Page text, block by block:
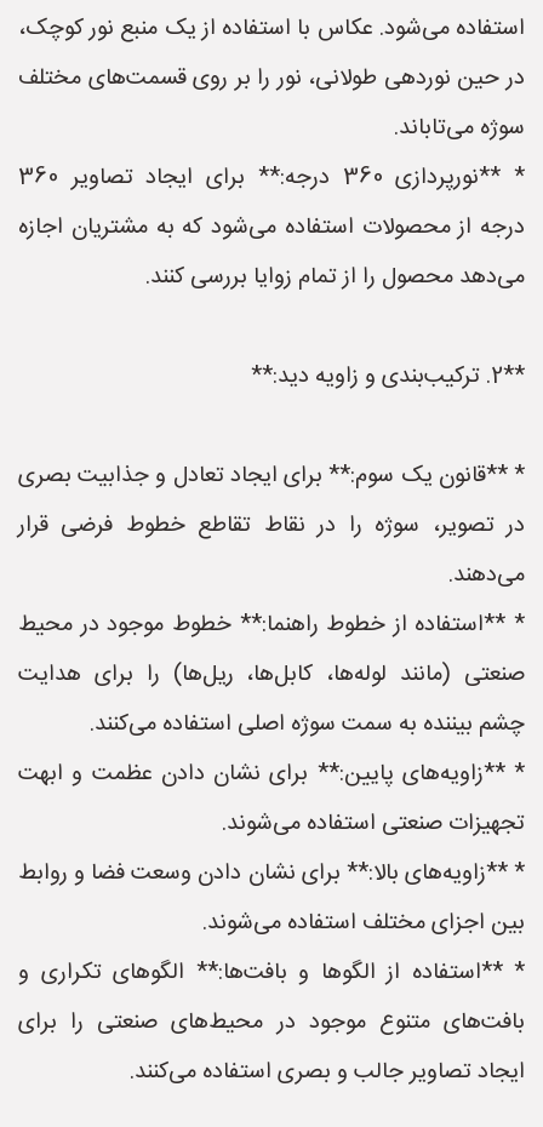
استفاده می‌شود. عکاس با استفاده از یک منبع نور کوچک،
در حین نوردهی طولانی، نور را بر روی قسمت‌های مختلف
سوژه می‌تاباند.
* **نورپردازی 360 درجه:** برای ایجاد تصاویر 360
درجه از محصولات استفاده می‌شود که به مشتریان اجازه
می‌دهد محصول را از تمام زوایا بررسی کنند.
**2. ترکیب‌بندی و زاویه دید:**
* **قانون یک سوم:** برای ایجاد تعادل و جذابیت بصری
در تصویر، سوژه را در نقاط تقاطع خطوط فرضی قرار
می‌دهند.
* **استفاده از خطوط راهنما:** خطوط موجود در محیط
صنعتی (مانند لوله‌ها، کابل‌ها، ریل‌ها) را برای هدایت
چشم بیننده به سمت سوژه اصلی استفاده می‌کنند.
* **زاویه‌های پایین:** برای نشان دادن عظمت و ابهت
تجهیزات صنعتی استفاده می‌شوند.
* **زاویه‌های بالا:** برای نشان دادن وسعت فضا و روابط
بین اجزای مختلف استفاده می‌شوند.
* **استفاده از الگوها و بافت‌ها:** الگوهای تکراری و
بافت‌های متنوع موجود در محیط‌های صنعتی را برای
ایجاد تصاویر جالب و بصری استفاده می‌کنند.